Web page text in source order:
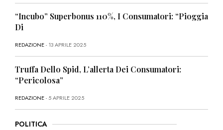
“Incubo” Superbonus 110%, I Consumatori: “Pioggia
Di
REDAZIONE- 13 APRILE 2025
Truffa Dello Spid, L’allerta Dei Consumatori:
“Pericolosa”
REDAZIONE- 5 APRILE 2025
POLITICA